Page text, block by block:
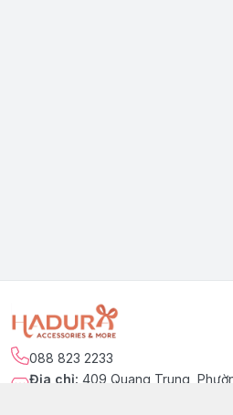
088 823 2233
Địa chỉ: 409 Quang Trung,